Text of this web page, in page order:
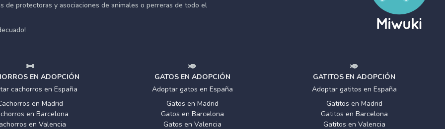
de protectoras y asociaciones de animales o perreras de todo el
EN ADOPCIÓN
cachorros en España
en Madrid
en Barcelona
en Valencia
GATOS EN ADOPCIÓN
Adoptar gatos en España
Gatos en Madrid
Gatos en Barcelona
Gatos en Valencia
GATITOS EN ADOPCIÓN
Adoptar gatitos en España
Gatitos en Madrid
Gatitos en Barcelona
Gatitos en Valencia